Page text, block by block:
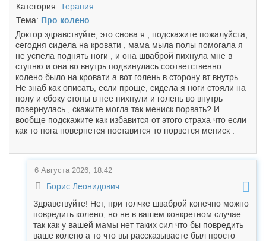
Категория: Терапия
Тема: Про колено
Доктор здравствуйте, это снова я , подскажите пожалуйста,
сегодня сидела на кровати , мама мыла полы помогала я
не успела поднять ноги , и она шваброй пихнула мне в
ступню и она во внутрь подвинулась соответственно
колено было на кровати а вот голень в сторону вт внутрь.
Не знаб как описать, если проще, сидела я ноги стояли на
полу и сбоку стопы в нее пихнули и голень во внутрь
повернулась , скажите могла так мениск порвать? И
вообще подскажите как избавится от этого страха что если
как то нога повернется поставится то порвется мениск .
6 Августа 2026, 18:42
Борис Леонидович
Здравствуйте! Нет, при толчке шваброй конечно можно
повредить колено, но не в вашем конкретном случае
так как у вашей мамы нет таких сил что бы повредить
ваше колено а то что вы рассказываете был просто